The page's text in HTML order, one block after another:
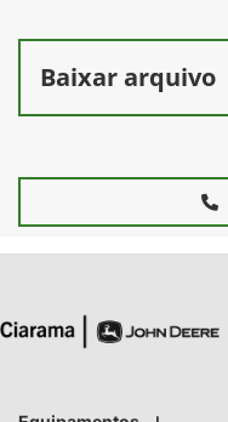
Baixar arquivo